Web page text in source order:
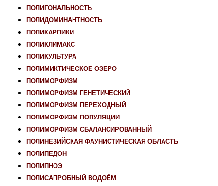
ПОЛИГОНАЛЬНОСТЬ
ПОЛИДОМИНАНТНОСТЬ
ПОЛИКАРПИКИ
ПОЛИКЛИМАКС
ПОЛИКУЛЬТУРА
ПОЛИМИКТИЧЕСКОЕ ОЗЕРО
ПОЛИМОРФИЗМ
ПОЛИМОРФИЗМ ГЕНЕТИЧЕСКИЙ
ПОЛИМОРФИЗМ ПЕРЕХОДНЫЙ
ПОЛИМОРФИЗМ ПОПУЛЯЦИИ
ПОЛИМОРФИЗМ СБАЛАНСИРОВАННЫЙ
ПОЛИНЕЗИЙСКАЯ ФАУНИСТИЧЕСКАЯ ОБЛАСТЬ
ПОЛИПЕДОН
ПОЛИПНОЭ
ПОЛИСАПРОБНЫЙ ВОДОЁМ